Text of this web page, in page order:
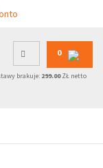
0
brakuje: 299.00ZŁ netto